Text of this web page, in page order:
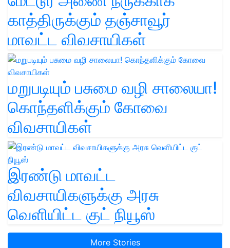
காத்திருக்கும் தஞ்சாவூர்
மாவட்ட விவசாயிகள்
மறுபடியும் பசுமை வழி சாலையா!
கொந்தளிக்கும் கோவை
விவசாயிகள்
இரண்டு மாவட்ட
விவசாயிகளுக்கு அரசு
வெளியிட்ட குட் நியூஸ்
More Stories